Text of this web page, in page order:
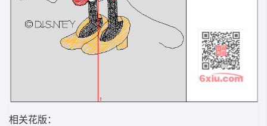
相关花版：